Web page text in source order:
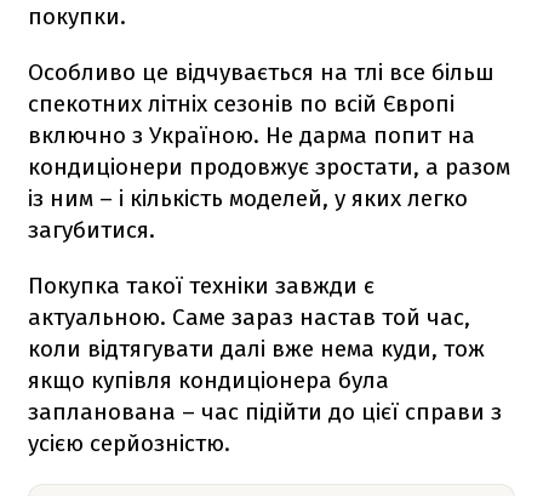
покупки.
Особливо це відчувається на тлі все більш
спекотних літніх сезонів по всій Європі
включно з Україною. Не дарма попит на
кондиціонери продовжує зростати, а разом
із ним – і кількість моделей, у яких легко
загубитися.
Покупка такої техніки завжди є
актуальною. Саме зараз настав той час,
коли відтягувати далі вже нема куди, тож
якщо купівля кондиціонера була
запланована – час підійти до цієї справи з
усією серйозністю.